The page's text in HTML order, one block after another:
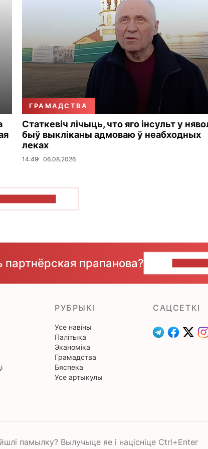
ГРАМАДСТВА
Статкевіч лічыць, что яго інсульт у
быў выкліканы адмоваю ў неабходных
леках
14:49 06.08.2026
партнёрская прапанова?
РУБРЫКІ
Усе навіны
Палітыка
Эканоміка
Грамадства
Бяспека
Усе артыкулы
САЦСЕТКІ
памылку? Вылучыце яе і націсніце Ctrl+Enter